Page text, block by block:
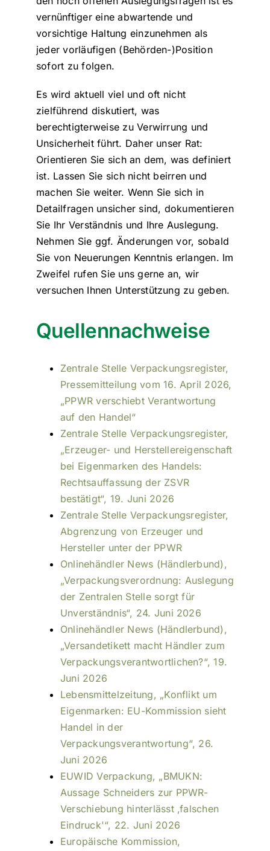
vernünftiger eine abwartende und
vorsichtige Haltung einzunehmen als
jeder vorläufigen (Behörden-)Position
sofort zu folgen.
Es wird aktuell viel und oft nicht
zielführend diskutiert, was
berechtigterweise zu Verwirrung und
Unsicherheit führt. Daher unser Rat:
Orientieren Sie sich an dem, was definiert
ist. Lassen Sie sich nicht beirren und
machen Sie weiter. Wenn Sie sich in
Detailfragen unsicher sind, dokumentieren
Sie Ihr Verständnis und Ihre Auslegung.
Nehmen Sie ggf. Änderungen vor, sobald
Sie von Neuerungen Kenntnis erlangen. Im
Zweifel rufen Sie uns gerne an, wir
versuchen Ihnen Unterstützung zu geben.
Quellennachweise
Zentrale Stelle Verpackungsregister,
Pressemitteilung vom 16. April 2026,
„PPWR verschiebt Verantwortung
auf den Handel“
Zentrale Stelle Verpackungsregister,
„Erzeuger- und Herstellereigenschaft
bei Eigenmarken des Handels:
Rechtsauffassung der ZSVR
bestätigt“, 19. Juni 2026
Zentrale Stelle Verpackungsregister,
Abgrenzung von Erzeuger und
Hersteller unter der PPWR
Onlinehändler News (Händlerbund),
„Verpackungsverordnung: Auslegung
der Zentralen Stelle sorgt für
Unverständnis“, 24. Juni 2026
Onlinehändler News (Händlerbund),
„Versandetikett macht Händler zum
Verpackungsverantwortlichen?“, 19.
Juni 2026
Lebensmittelzeitung, „Konflikt um
Eigenmarken: EU-Kommission sieht
Handel in der
Verpackungsverantwortung“, 26.
Juni 2026
EUWID Verpackung, „BMUKN:
Aussage Schneiders zur PPWR-
Verschiebung hinterlässt ‚falschen
Eindruck'“, 22. Juni 2026
Europäische Kommission,